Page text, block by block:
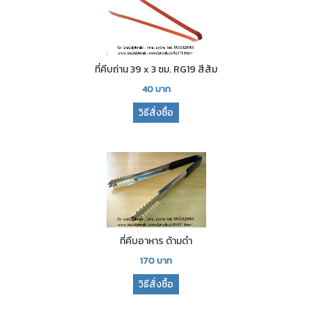
ที่คีบถ่าน 39 x 3 ซม. RG19 สีส้ม
40บาท
วิธีสั่งซื้อ
ที่คีบอาหาร ด้ามดำ
170บาท
วิธีสั่งซื้อ